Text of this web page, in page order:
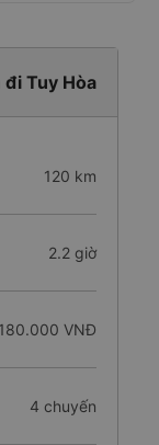
Tuy Hòa
120 km
2.2 giờ
180.000 VNĐ
4 chuyến